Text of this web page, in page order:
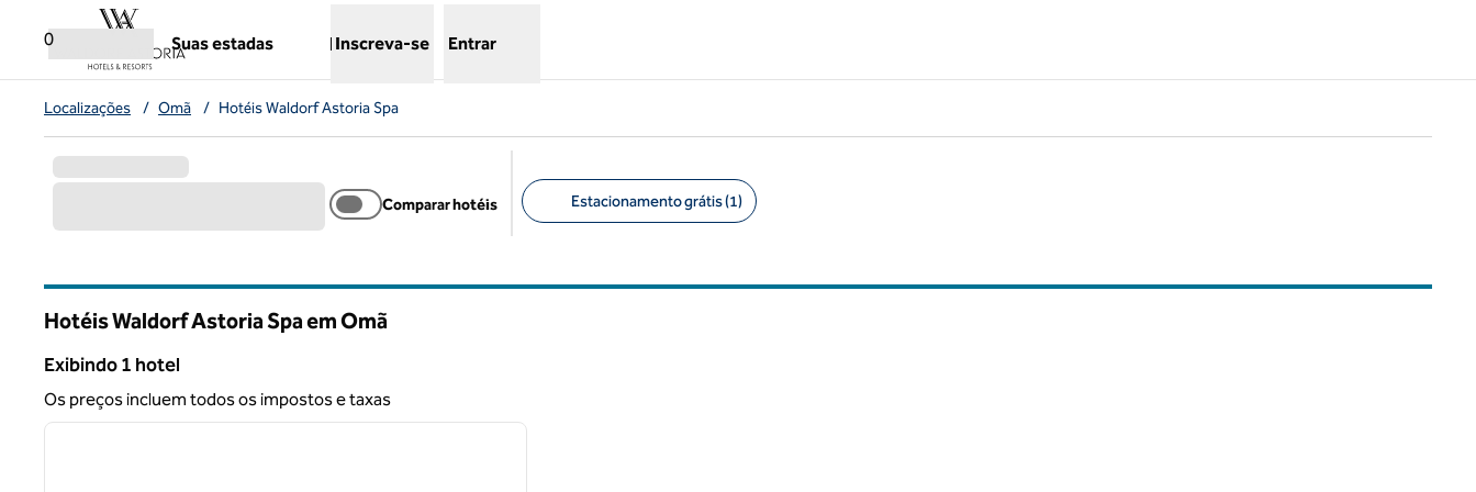
Pular para o conteúdo
0
Suas estadas Inscreva-se Entrar
Localizações / Omã / Hotéis Waldorf Astoria Spa
Comparar hotéis Estacionamento grátis (1)
Hotéis Waldorf Astoria Spa em Omã
Exibindo 1 hotel
Exibindo 1 hotel
Os preços incluem todos os impostos e taxas
1 de 12
próxima imagem